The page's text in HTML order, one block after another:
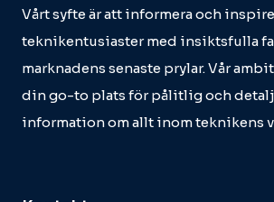
Vårt syfte är att informera och
teknikentusiaster med insiktsfulla
marknadens senaste prylar. Vår
din go-to plats för pålitlig och
information om allt inom teknikens